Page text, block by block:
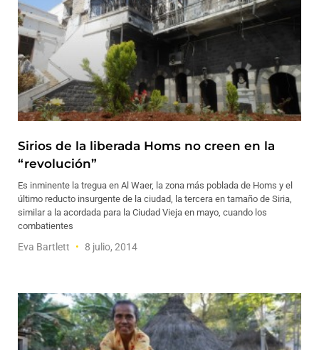
Sirios de la liberada Homs no creen en la
“revolución”
Es inminente la tregua en Al Waer, la zona más poblada de Homs y el
último reducto insurgente de la ciudad, la tercera en tamaño de Siria,
similar a la acordada para la Ciudad Vieja en mayo, cuando los
combatientes
Eva Bartlett 8 julio, 2014